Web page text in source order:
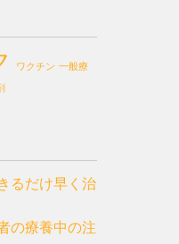
ワクチン 一般療
るだけ早く治
の療養中の注